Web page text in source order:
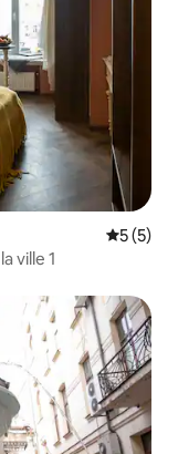
5 (5)
ville 1